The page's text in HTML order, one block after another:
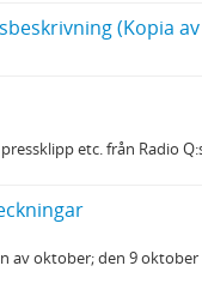
etc. från Radio
oktober; den 9 oktober